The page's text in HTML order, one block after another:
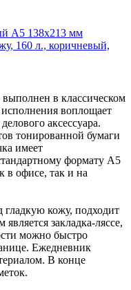
в классическом
исполнения воплощает
аксессуара.
тонированной бумаги
имеет
формату А5
в офисе, так и на
гладкую кожу, подходит
закладка-ляссе,
можно быстро
Ежедневник
В конце